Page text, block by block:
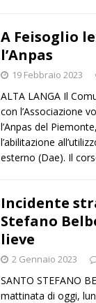
A Feisoglio
l’Anpas
19 Febbraio 2023
ALTA LANGA Il
con l’Associazione
l’Anpas del
l’abilitazione
esterno (Dae). Il
Incidente
Stefano
lieve
2 Gennaio 2023
SANTO STEFANO
mattinata di oggi,